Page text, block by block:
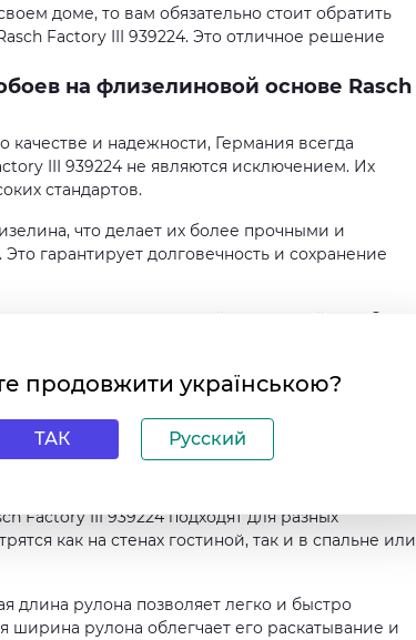
доме, то вам обязательно стоит обратить
Factory III 939224. Это отличное решение
на флизелиновой основе Rasch
качестве и надежности, Германия всегда
III 939224 не являются исключением. Их
стандартов.
что делает их более прочными и
гарантирует долговечность и сохранение
стенам неповторимый и стильный вид. Он
не требуя при этом дополнительных
сочетается с другими оттенками. Он
для классических, так и для современных
/ в кухню / на стену / в коридор / в
Factory III 939224 подходят для разных
как на стенах гостиной, так и в спальне или
длина рулона позволяет легко и быстро
ширина рулона облегчает его раскатывание и
продовжити українською?
ТАК Русский